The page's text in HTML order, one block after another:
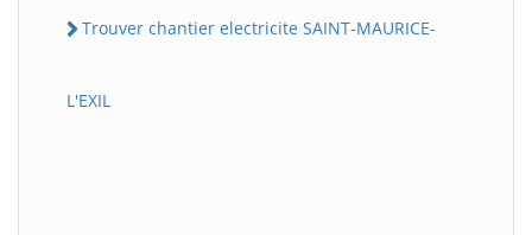
Trouver chantier electricite SAINT-MAURICE-
L'EXIL